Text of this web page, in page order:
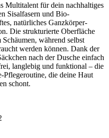
Multitalent für dein nachhaltiges
Sisalfasern und Bio-
natürliches Ganzkörper-
Die strukturierte Oberfläche
während selbst
werden können. Dank der
nach der Dusche einfach
langlebig und funktional – die
Pflegeroutine, die deine Haut
schont.